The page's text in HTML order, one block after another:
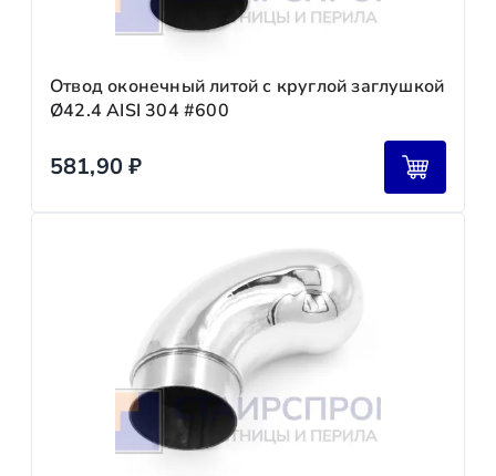
Отвод оконечный литой с круглой заглушкой
Ø42.4 AISI 304 #600
581,90₽